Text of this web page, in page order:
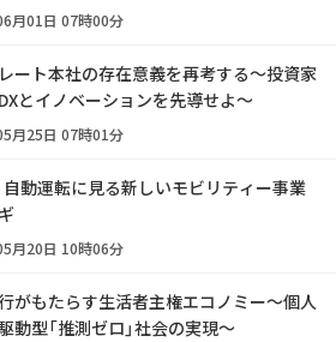
月01日 07時00分
ート本社の存在意義を再考する～投資家
とイノベーションを先導せよ～
月25日 07時01分
動運転に見る新しいモビリティー事業
月20日 10時06分
がもたらす生活者主権エコノミー～個人
動型「推測ゼロ」社会の実現～